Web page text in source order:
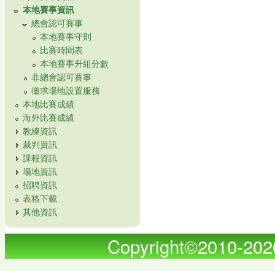
本地賽事資訊
總會認可賽事
本地賽事守則
比賽時間表
本地賽事升組分數
非總會認可賽事
徵求場地設置服務
本地比賽成績
海外比賽成績
教練資訊
裁判資訊
課程資訊
場地資訊
招聘資訊
表格下載
其他資訊
Copyright©2010-